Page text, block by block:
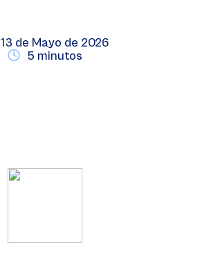
13 de Mayo de 2026
5 minutos